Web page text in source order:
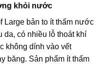
khỏi nước
Large bản to ít thấm nước
có nhiều lỗ thoát khí
không dính vào vết
băng. Sản phẩm ít thấm